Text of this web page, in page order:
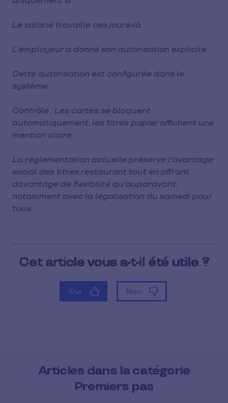
Le salarié travaille ces jours-là
L'employeur a donné son autorisation explicite
Cette autorisation est configurée dans le
système
Contrôle : Les cartes se bloquent
automatiquement, les titres papier affichent une
mention claire.
La réglementation actuelle préserve l'avantage
social des titres restaurant tout en offrant
davantage de flexibilité qu'auparavant,
notamment avec la légalisation du samedi pour
tous.
Articles dans la catégorie
Premiers pas